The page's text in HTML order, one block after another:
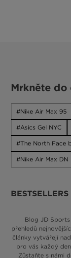
Mrkněte do
Nike Air Max 95
Asics Gel NYC
The North Face
Nike Air Max DN
BESTSELLERS
Blog JD
přehledů
články vytvářejí
pro vás každý
Zůstaňte s námi